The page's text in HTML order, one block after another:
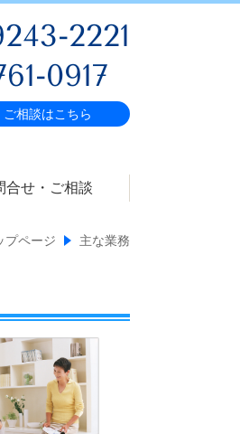
2221
0917
相談はこちら
合せ・ご相談
プページ 主な業務